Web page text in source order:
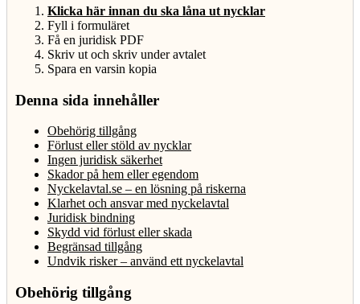
Klicka här innan du ska låna ut nycklar
Fyll i formuläret
Få en juridisk PDF
Skriv ut och skriv under avtalet
Spara en varsin kopia
Denna sida innehåller
Obehörig tillgång
Förlust eller stöld av nycklar
Ingen juridisk säkerhet
Skador på hem eller egendom
Nyckelavtal.se – en lösning på riskerna
Klarhet och ansvar med nyckelavtal
Juridisk bindning
Skydd vid förlust eller skada
Begränsad tillgång
Undvik risker – använd ett nyckelavtal
Obehörig tillgång